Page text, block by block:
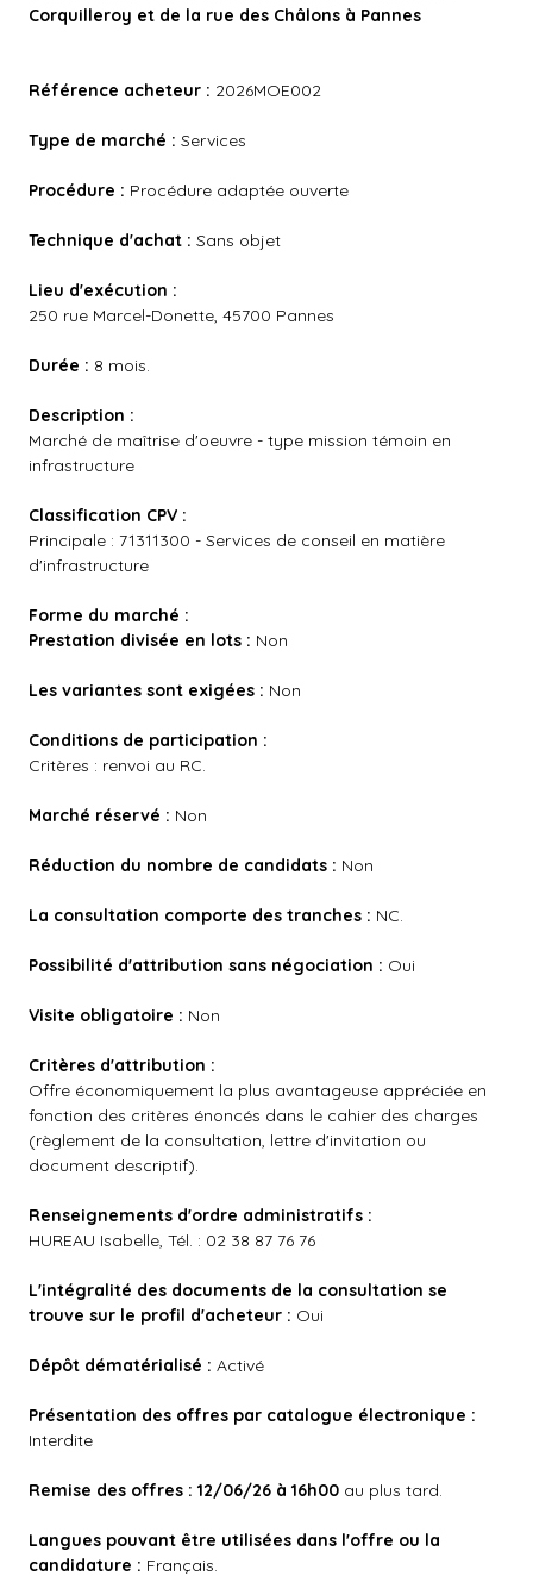
Corquilleroy et de la rue des Châlons à Pannes
Référence acheteur : 2026MOE002
Type de marché : Services
Procédure : Procédure adaptée ouverte
Technique d'achat : Sans objet
Lieu d'exécution :
250 rue Marcel-Donette, 45700 Pannes
Durée : 8 mois.
Description :
Marché de maîtrise d'oeuvre - type mission témoin en
infrastructure
Classification CPV :
Principale : 71311300 - Services de conseil en matière
d'infrastructure
Forme du marché :
Prestation divisée en lots : Non
Les variantes sont exigées : Non
Conditions de participation :
Critères : renvoi au RC.
Marché réservé : Non
Réduction du nombre de candidats : Non
La consultation comporte des tranches : NC.
Possibilité d'attribution sans négociation : Oui
Visite obligatoire : Non
Critères d'attribution :
Offre économiquement la plus avantageuse appréciée en
fonction des critères énoncés dans le cahier des charges
(règlement de la consultation, lettre d'invitation ou
document descriptif).
Renseignements d'ordre administratifs :
HUREAU Isabelle, Tél. : 02 38 87 76 76
L'intégralité des documents de la consultation se
trouve sur le profil d'acheteur : Oui
Dépôt dématérialisé : Activé
Présentation des offres par catalogue électronique :
Interdite
Remise des offres : 12/06/26 à 16h00 au plus tard.
Langues pouvant être utilisées dans l'offre ou la
candidature : Français.